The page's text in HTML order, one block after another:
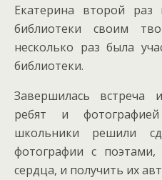
Екатерина второй раз
библиотеки своим
несколько раз была
библиотеки.
Завершилась встреча
ребят и
школьники решили
фотографии с
сердца, и получить их